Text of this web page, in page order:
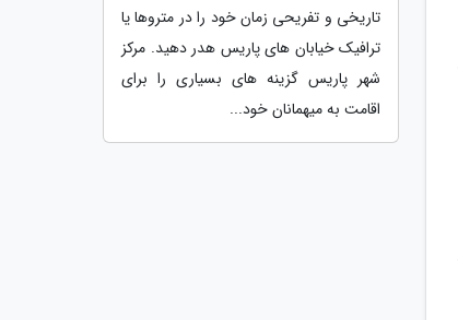
تاریخی و تفریحی زمان خود را در متروها یا
ترافیک خیابان های پاریس هدر دهید. مرکز
شهر پاریس گزینه های بسیاری را برای
اقامت به میهمانان خود...